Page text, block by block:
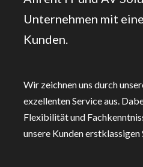
Unternehmen mit
Kunden.
Wir zeichnen uns durch
exzellenten Service aus.
Flexibilität und
unsere Kunden